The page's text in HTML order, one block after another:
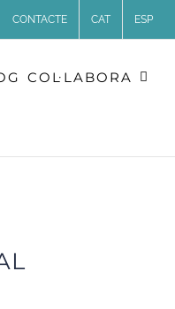
CONTACTE CAT ESP
COL·LABORA